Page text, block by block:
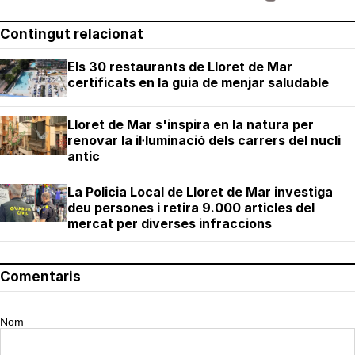
Contingut relacionat
Els 30 restaurants de Lloret de Mar
certificats en la guia de menjar saludable
Lloret de Mar s'inspira en la natura per
renovar la il·luminació dels carrers del nucli
antic
La Policia Local de Lloret de Mar investiga
deu persones i retira 9.000 articles del
mercat per diverses infraccions
Comentaris
Nom